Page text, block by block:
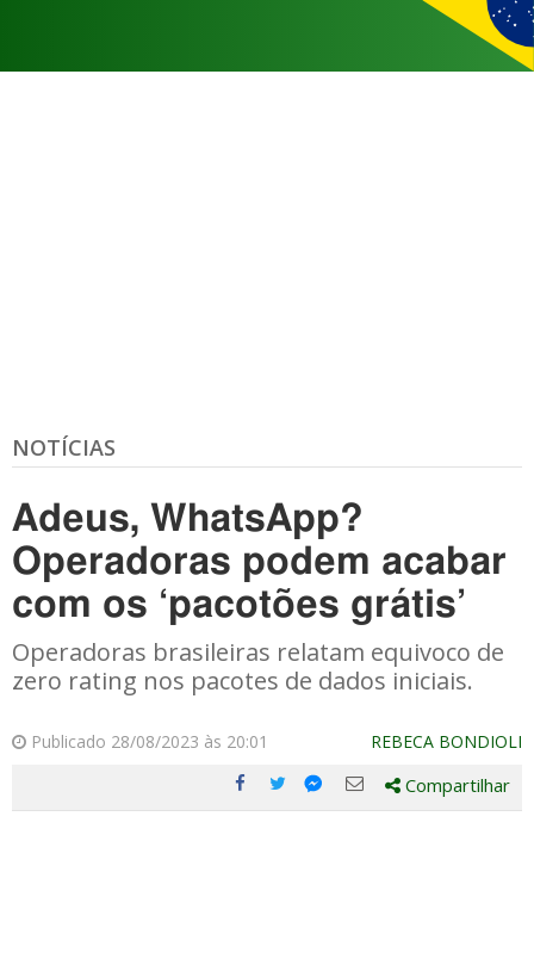
NOTÍCIAS
Adeus, WhatsApp?
Operadoras podem acabar
com os ‘pacotões grátis’
Operadoras brasileiras relatam equivoco de
zero rating nos pacotes de dados iniciais.
Publicado 28/08/2023 às 20:01 REBECA BONDIOLI
Compartilhe
Compartilhe
Compartilhe
Compartilhe
Compartilhar